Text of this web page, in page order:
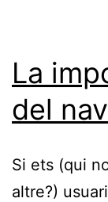
La
del
Si ets (qui
altre?)